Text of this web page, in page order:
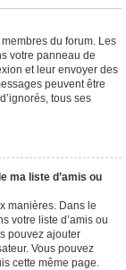
du forum. Les
votre panneau de
et leur envoyer des
peuvent être
tous ses
ma liste d’amis ou
manières. Dans le
votre liste d’amis ou
pouvez ajouter
Vous pouvez
cette même page.